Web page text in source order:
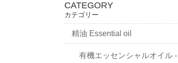
CATEGORY
カテゴリー
精油 Essential oil
有機エッセンシャルオイル -